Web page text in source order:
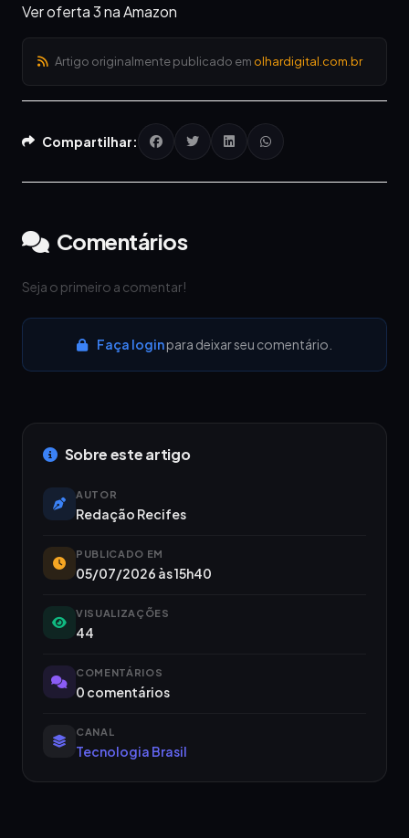
Ver oferta 3 na Amazon
Artigo originalmente publicado em olhardigital.com.br
Compartilhar:
Comentários
Seja o primeiro a comentar!
Faça loginpara deixar seu comentário.
Sobre este artigo
AUTOR
Redação Recifes
PUBLICADO EM
05/07/2026 às 15h40
VISUALIZAÇÕES
44
COMENTÁRIOS
0 comentários
CANAL
Tecnologia Brasil